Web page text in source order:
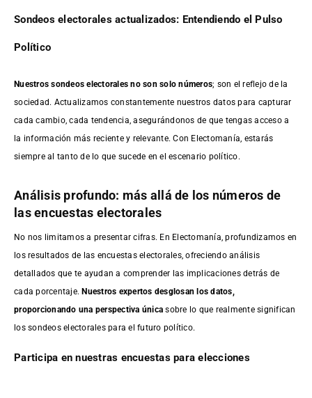
Sondeos electorales actualizados: Entendiendo el Pulso
Político
Nuestros sondeos electorales no son solo números; son el reflejo de la
sociedad. Actualizamos constantemente nuestros datos para capturar
cada cambio, cada tendencia, asegurándonos de que tengas acceso a
la información más reciente y relevante. Con Electomanía, estarás
siempre al tanto de lo que sucede en el escenario político.
Análisis profundo: más allá de los números de
las encuestas electorales
No nos limitamos a presentar cifras. En Electomanía, profundizamos en
los resultados de las encuestas electorales, ofreciendo análisis
detallados que te ayudan a comprender las implicaciones detrás de
cada porcentaje.Nuestros expertos desglosan los datos,
proporcionando una perspectiva única sobre lo que realmente significan
los sondeos electorales para el futuro político.
Participa en nuestras encuestas para elecciones